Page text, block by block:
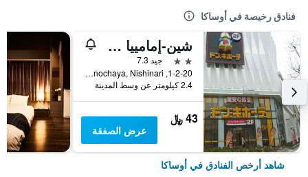
فنادق رخيصة في أوساكا
شين-إمامييا هوتل
2 نجمتين
جيد 7.3
1-2-20, Haginochaya, Nishinari, أوساكا, اليابان
2.4 كيلومتر عن وسط المدينة
43 ﷼
عرض الصفقة
شاهد أرخص الفنادق في أوساكا